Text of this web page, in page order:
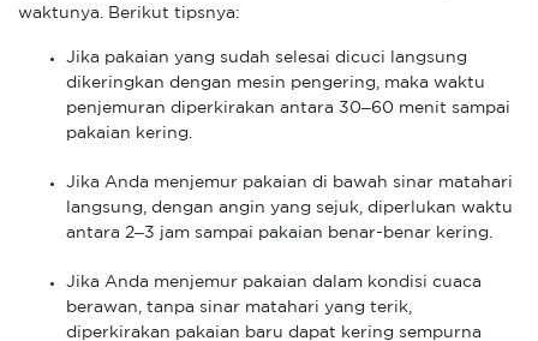
waktunya. Berikut tipsnya:
Jika pakaian yang sudah selesai dicuci langsung
dikeringkan dengan mesin pengering, maka waktu
penjemuran diperkirakan antara 30–60 menit sampai
pakaian kering.
Jika Anda menjemur pakaian di bawah sinar matahari
langsung, dengan angin yang sejuk, diperlukan waktu
antara 2–3 jam sampai pakaian benar-benar kering.
Jika Anda menjemur pakaian dalam kondisi cuaca
berawan, tanpa sinar matahari yang terik,
diperkirakan pakaian baru dapat kering sempurna